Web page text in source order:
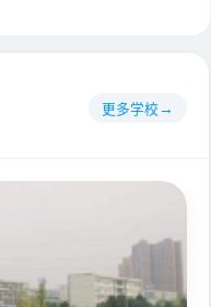
更多学校